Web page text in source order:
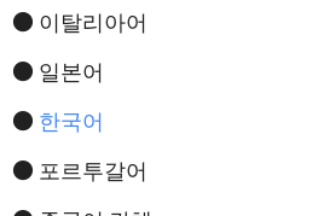
● 이탈리아어
● 일본어
● 한국어
● 포르투갈어